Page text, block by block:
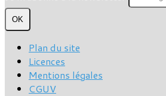
OK
Plan du site
Licences
Mentions légales
CGUV